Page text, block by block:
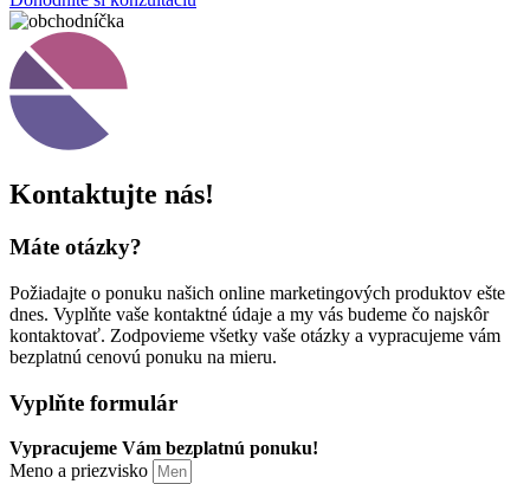
Kontaktujte nás!
Máte otázky?
Požiadajte o ponuku našich online marketingových produktov ešte
dnes. Vyplňte vaše kontaktné údaje a my vás budeme čo najskôr
kontaktovať. Zodpovieme všetky vaše otázky a vypracujeme vám
bezplatnú cenovú ponuku na mieru.
Vyplňte formulár
Vypracujeme Vám bezplatnú ponuku!
Meno a priezvisko